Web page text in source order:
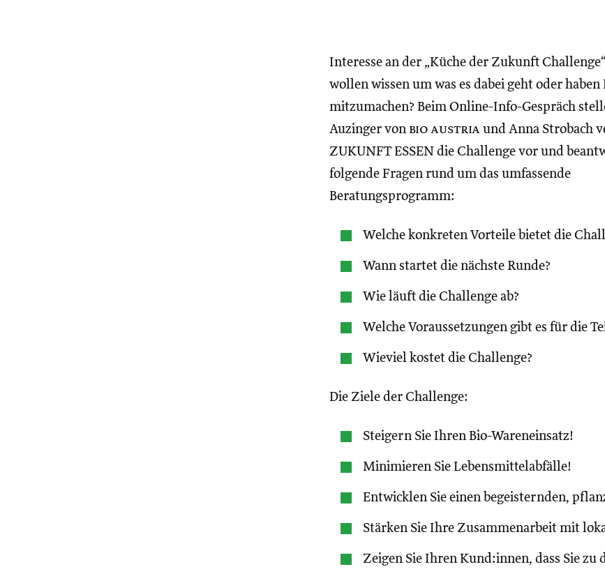
Interesse an der „Küche der Zukunft
wollen wissen um was es dabei geht oder haben
mitzumachen? Beim Online-Info-Gespräch
Auzinger von bio austria und Anna Strobach
ZUKUNFT ESSEN die Challenge vor und
folgende Fragen rund um das umfassende
Beratungsprogramm:
Welche konkreten Vorteile bietet die
Wann startet die nächste Runde?
Wie läuft die Challenge ab?
Welche Voraussetzungen gibt es für die
Wieviel kostet die Challenge?
Die Ziele der Challenge:
Steigern Sie Ihren Bio-Wareneinsatz!
Minimieren Sie Lebensmittelabfälle!
Entwicklen Sie einen begeisternden,
Stärken Sie Ihre Zusammenarbeit mit
Zeigen Sie Ihren Kund:innen, dass Sie